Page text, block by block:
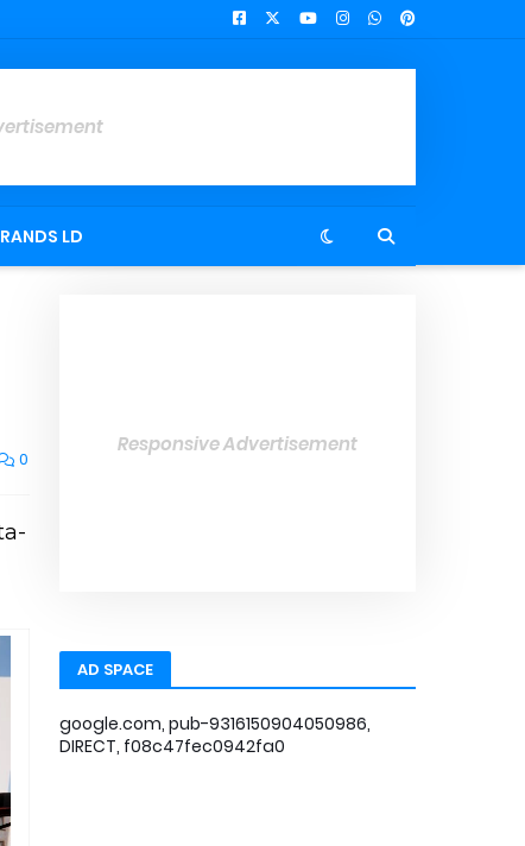
LD
0
Responsive Advertisement
AD SPACE
google.com, pub-9316150904050986,
DIRECT, f08c47fec0942fa0